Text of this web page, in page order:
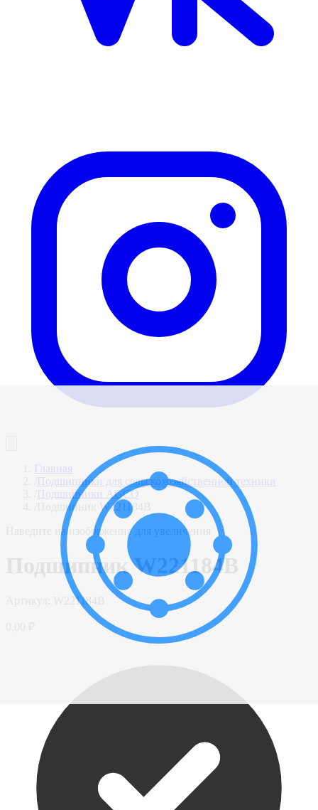
Главная
Подшипники для сельскохозяйственной техники
Подшипники AGCO
Подшипник W221184B
Наведите на изображение для увеличения
Подшипник W221184B
W221184B